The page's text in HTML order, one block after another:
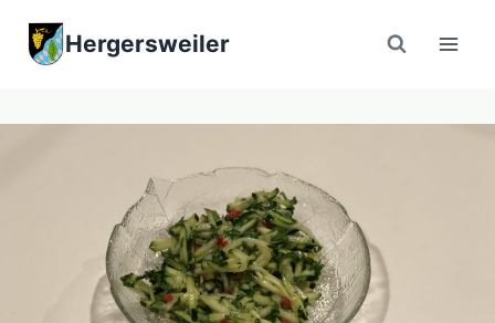
Inhalt
Hergersweiler